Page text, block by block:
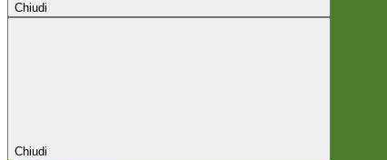
Chiudi
Chiudi